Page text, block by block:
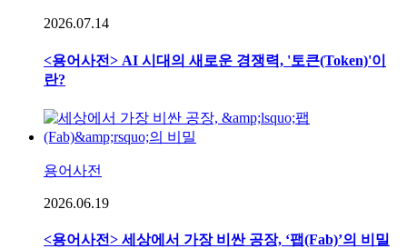
2026.07.14
<용어사전> AI 시대의 새로운 경쟁력, '토큰(Token)'이
란?
용어사전
2026.06.19
<용어사전> 세상에서 가장 비싼 공장, ‘팹(Fab)’의 비밀